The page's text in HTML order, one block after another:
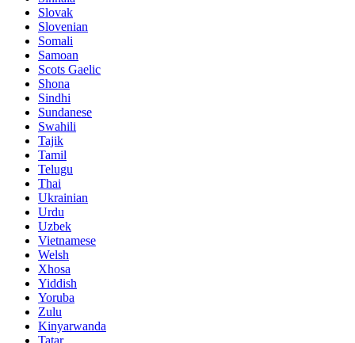
Slovak
Slovenian
Somali
Samoan
Scots Gaelic
Shona
Sindhi
Sundanese
Swahili
Tajik
Tamil
Telugu
Thai
Ukrainian
Urdu
Uzbek
Vietnamese
Welsh
Xhosa
Yiddish
Yoruba
Zulu
Kinyarwanda